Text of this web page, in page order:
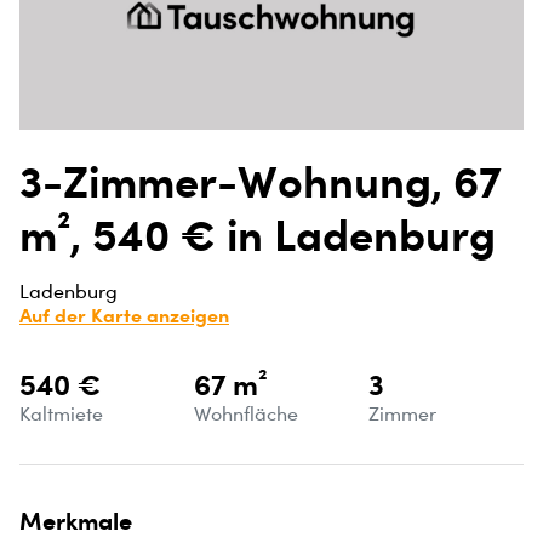
3-Zimmer-Wohnung, 67
m², 540 € in Ladenburg
Ladenburg
Auf der Karte anzeigen
540 €
Kaltmiete
67 m²
Wohnfläche
3
Zimmer
Merkmale